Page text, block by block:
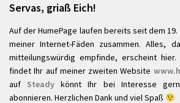
Servas, griaß Eich!
Auf der HumePage laufen bereits seit dem
meiner Internet-Fäden zusammen. Alles,
mitteilungswürdig empfinde, erscheint hier.
findet Ihr auf meiner zweiten Website
auf Steady könnt Ihr bei Interesse
abonnieren. Herzlichen Dank und viel Spaß